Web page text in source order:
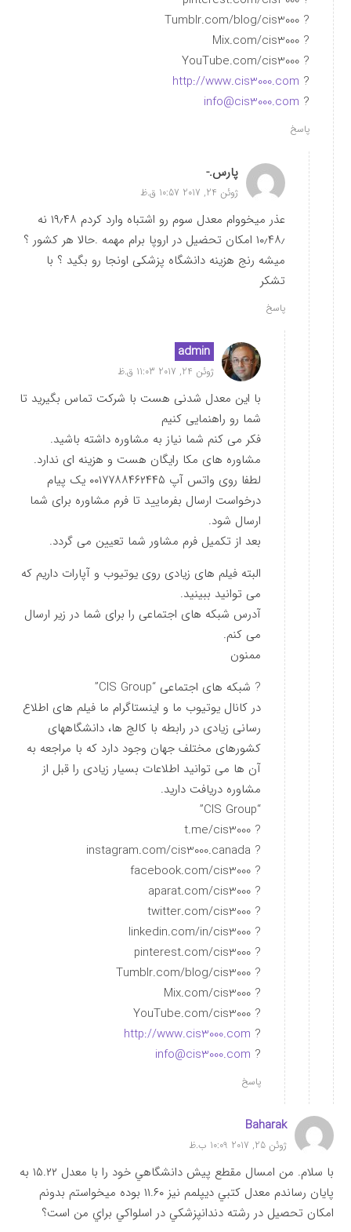
? Tumblr.com/blog/cis3000
? Mix.com/cis3000
? YouTube.com/cis3000
?
http://www.cis3000.com
?
info@cis3000.com
پاسخ
پارس.-
ژوئن 24, 2017 10:57 ق.ظ
عذر میخووام معدل سوم رو اشتباه وارد کردم ۱۹٫۴۸ نه
۱۰٫۴۸٫ امکان تحضیل در اروپا برام مهمه .حالا هر کشور ؟
میشه رنج هزینه دانشگاه پزشکی اونجا رو بگید ؟ با
تشکر
پاسخ
admin
ژوئن 24, 2017 11:03 ق.ظ
با این معدل شدنی هست با شرکت تماس بگیرید تا
شما رو راهنمایی کنیم
فکر می کنم شما نیاز به مشاوره داشته باشید.
مشاوره های مکا رایگان هست و هزینه ای ندارد.
لطفا روی واتس آپ ۰۰۱۷۷۸۸۴۶۲۴۴۵ یک پیام
درخواست ارسال بفرمایید تا فرم مشاوره برای شما
ارسال شود.
بعد از تکمیل فرم مشاور شما تعیین می گردد.
البته فیلم های زیادی روی یوتیوب و آپارات داریم که
می توانید ببینید.
آدرس شبکه های اجتماعی را برای شما در زیر ارسال
می کنم.
ممنون
? شبکه های اجتماعی “CIS Group”
در کانال یوتیوب ما و اینستاگرام ما فیلم های اطلاع
رسانی زیادی در رابطه با کالج ها، دانشگاههای
کشورهای مختلف جهان وجود دارد که با مراجعه به
آن ها می توانید اطلاعات بسیار زیادی را قبل از
مشاوره دریافت دارید.
“CIS Group”
? t.me/cis3000
? instagram.com/cis3000.canada
? facebook.com/cis3000
? aparat.com/cis3000
? twitter.com/cis3000
? linkedin.com/in/cis3000
? pinterest.com/cis3000
? Tumblr.com/blog/cis3000
? Mix.com/cis3000
? YouTube.com/cis3000
?
http://www.cis3000.com
?
info@cis3000.com
پاسخ
Baharak
ژوئن 25, 2017 10:09 ب.ظ
با سلام. من امسال مقطع پيش دانشگاهي خود را با معدل ١٥.٢٢ به
پايان رساندم معدل كتبي ديپلمم نيز ١١.٦٠ بوده ميخواستم بدونم
امكان تحصيل در رشته دندانپزشكي در اسلواكي براي من است؟